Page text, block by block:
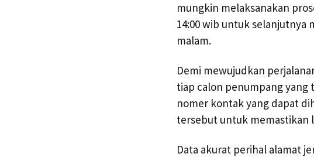
mungkin melaksanakan
14:00 wib untuk selanjutnya
malam.
Demi mewujudkan
tiap calon penumpang
nomer kontak yang dapat
tersebut untuk memastikan
Data akurat perihal alamat